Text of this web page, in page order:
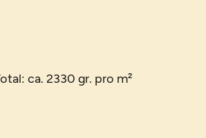
ca. 2330 gr. pro m²